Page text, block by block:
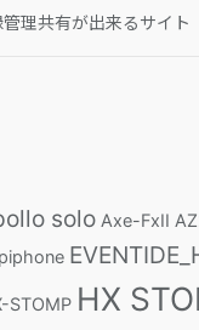
管理共有が出来るサイ
solo Axe-FxII
STOMP HX